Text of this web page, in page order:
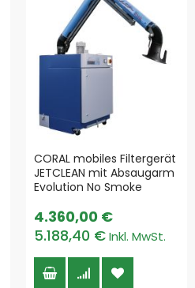
CORAL mobiles Filtergerät
JETCLEAN mit Absaugarm
Evolution No Smoke
5.188,40 €
4.360,00 €